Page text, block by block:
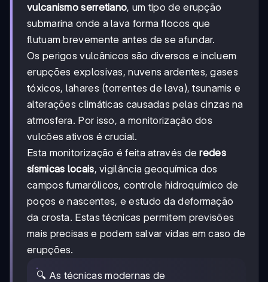
vulcanismo serretiano, um tipo de erupção
submarina onde a lava forma flocos que
flutuam brevemente antes de se afundar.
Os perigos vulcânicos são diversos e incluem
erupções explosivas, nuvens ardentes, gases
tóxicos, lahares (torrentes de lava), tsunamis e
alterações climáticas causadas pelas cinzas na
atmosfera. Por isso, a monitorização dos
vulcões ativos é crucial.
Esta monitorização é feita através deredes
sísmicas locais, vigilância geoquímica dos
campos fumarólicos, controle hidroquímico de
poços e nascentes, e estudo da deformação
da crosta. Estas técnicas permitem previsões
mais precisas e podem salvar vidas em caso de
erupções.
🔍 As técnicas modernas de